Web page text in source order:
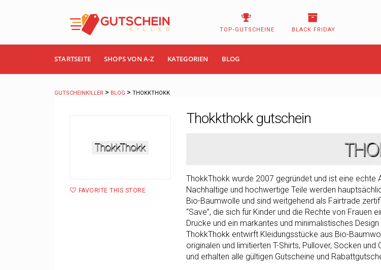
TOP-GUTSCHEINE BLACK FRIDAY
to
STARTSEITE SHOPS VON A-Z KATEGORIEN BLOG
GUTSCHEINKILLER > BLOG > THOKKTHOKK
FAVORITE THIS STORE
Thokkthokk gutschein
ThokkThokk wurde 2007 gegründet und ist eine echte
Nachhaltige und hochwertige Teile werden
Bio-Baumwolle und sind weitgehend als Fairtrade
“Save”, die sich für Kinder und die Rechte von
Drucke und ein markantes und minimalistisches Design
ThokkThokk entwirft Kleidungsstücke aus Bio-
originalen und limitierten T-Shirts, Pullover, Socken
und erhalten alle gültigen Gutscheine und